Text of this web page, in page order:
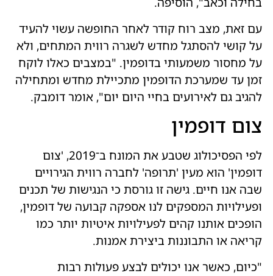
עם זאת, מצב רוח קודר לאחר החופשה עשוי להעיד
על קושי להסתגל מחדש לשגרה רווית המתחים, ולא
על מחסור משמעותי בדופמין. "במצבים כאלו לוקח
זמן עד שמערכת הדופמין מתכיילת מחדש ומתחילה
להגיב גם לאירועים בחיי היום יום", אומר דומבק.
צום דופמין
לפי הפסיכולוג שטבע את המונח ב־2019, 'צום
דופמין' הוא מעין 'תרופה' לחברה רווית הגירויים
שבה אנו חיים. גישה זו גורסת כי הנגישות של תכנים
ופעילויות המספקים לנו אספקה קבועה של דופמין,
הופכים אותנו קהים לפעילויות איטיות יותר כמו
קריאה או התבוננות ביצירת אמנות.
"כיום, כאשר אנו יכולים לבצע פעולות רבות